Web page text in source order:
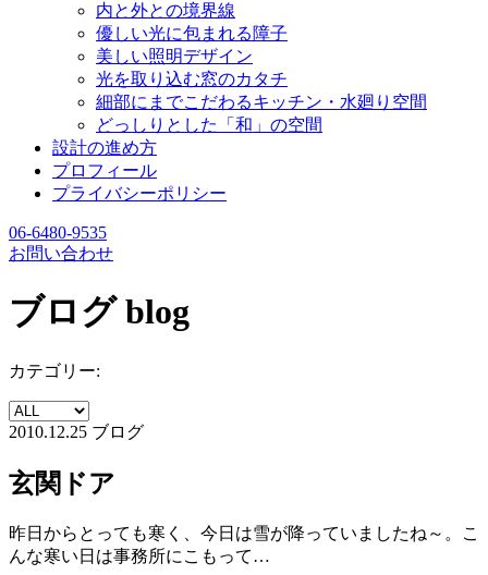
内と外との境界線
優しい光に包まれる障子
美しい照明デザイン
光を取り込む窓のカタチ
細部にまでこだわるキッチン・水廻り空間
どっしりとした「和」の空間
設計の進め方
プロフィール
プライバシーポリシー
06-6480-9535
お問い合わせ
ブログ blog
カテゴリー:
2010.12.25 ブログ
玄関ドア
昨日からとっても寒く、今日は雪が降っていましたね～。こ
んな寒い日は事務所にこもって…